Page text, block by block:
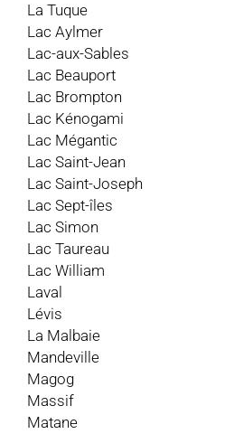
La Tuque
Lac Aylmer
Lac-aux-Sables
Lac Beauport
Lac Brompton
Lac Kénogami
Lac Mégantic
Lac Saint-Jean
Lac Saint-Joseph
Lac Sept-îles
Lac Simon
Lac Taureau
Lac William
Laval
Lévis
La Malbaie
Mandeville
Magog
Massif
Matane